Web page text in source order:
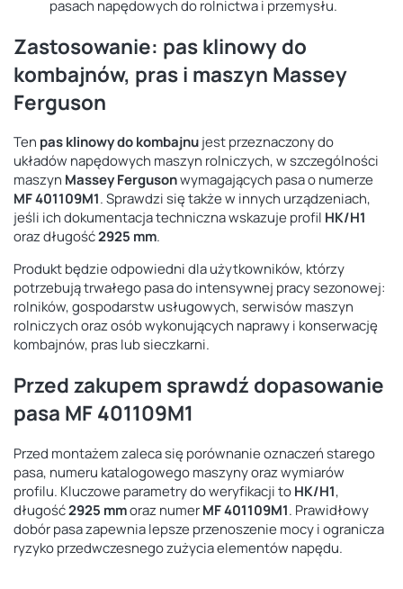
pasach napędowych do rolnictwa i przemysłu.
Zastosowanie: pas klinowy do
kombajnów, pras i maszyn Massey
Ferguson
Ten pas klinowy do kombajnujest przeznaczony do
układów napędowych maszyn rolniczych, w szczególności
maszyn Massey Fergusonwymagających pasa o numerze
MF 401109M1. Sprawdzi się także w innych urządzeniach,
jeśli ich dokumentacja techniczna wskazuje profil HK/H1
oraz długość2925 mm.
Produkt będzie odpowiedni dla użytkowników, którzy
potrzebują trwałego pasa do intensywnej pracy sezonowej:
rolników, gospodarstw usługowych, serwisów maszyn
rolniczych oraz osób wykonujących naprawy i konserwację
kombajnów, pras lub sieczkarni.
Przed zakupem sprawdź dopasowanie
pasa MF 401109M1
Przed montażem zaleca się porównanie oznaczeń starego
pasa, numeru katalogowego maszyny oraz wymiarów
profilu. Kluczowe parametry do weryfikacji toHK/H1,
długość2925 mmoraz numerMF 401109M1. Prawidłowy
dobór pasa zapewnia lepsze przenoszenie mocy i ogranicza
ryzyko przedwczesnego zużycia elementów napędu.